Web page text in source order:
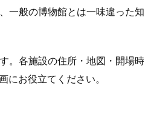
一般の博物館とは一味違った
。各施設の住所・地図・開場
お役立てください。